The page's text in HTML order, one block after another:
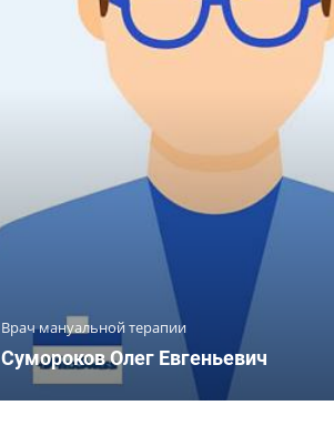
Врач мануальной терапии
Сумороков Олег Евгеньевич